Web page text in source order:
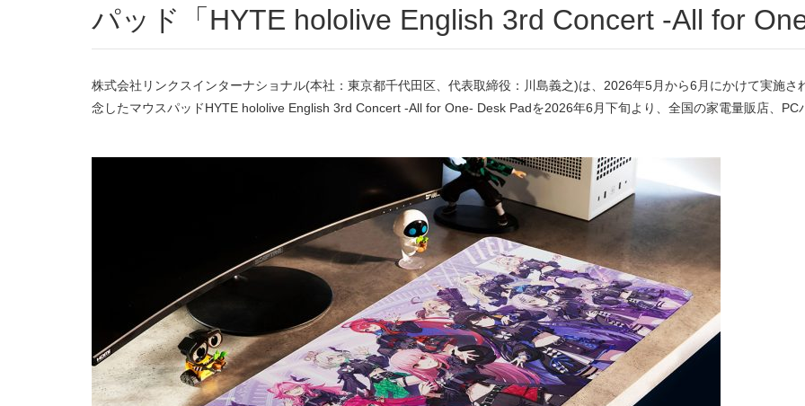
パッド「HYTE hololive English 3rd Concert -All for
株式会社リンクスインターナショナル(本社：東京都千代田区、代表取締役：川島義之)は、2026年5月から6月にかけて実施
念したマウスパッドHYTE hololive English 3rd Concert -All for One- Desk Padを2026年6月下旬より、全国の家電量販店、